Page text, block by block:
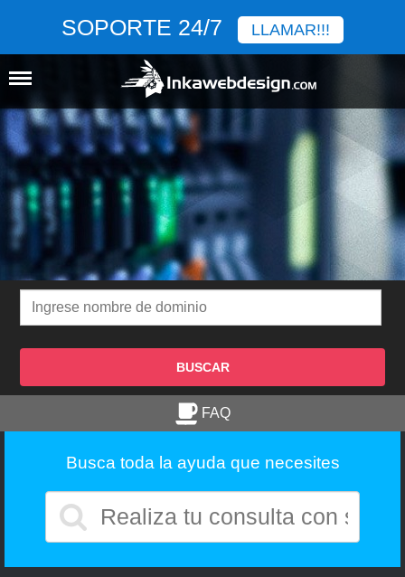
SOPORTE 24/7 LLAMAR!!!
BUSCAR
FAQ
Busca toda la ayuda que necesites